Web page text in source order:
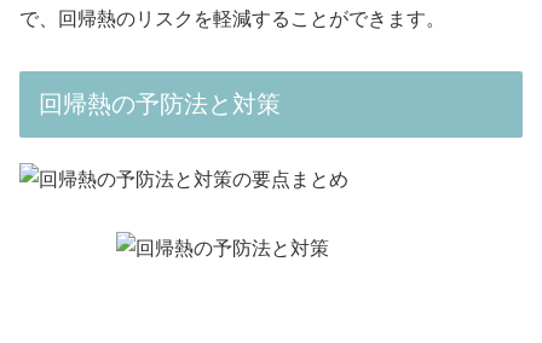
で、回帰熱のリスクを軽減することができます。
回帰熱の予防法と対策